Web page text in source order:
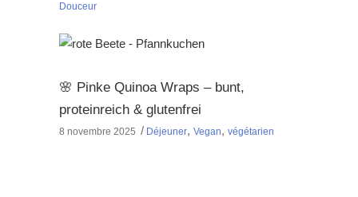
Douceur
🌸 Pinke Quinoa Wraps – bunt,
proteinreich & glutenfrei
8 novembre 2025 Déjeuner, Vegan, végétarien